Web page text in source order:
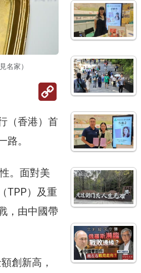
名家）
Copy
Link
（香港）首
。
。面對美
TPP）及重
，由中國帶
創新高，